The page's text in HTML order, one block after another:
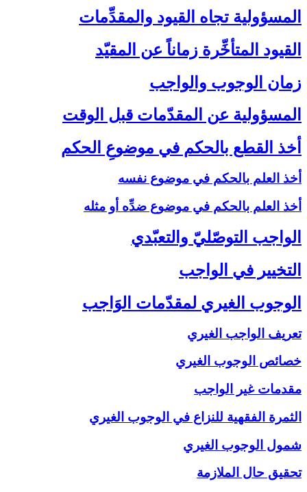
المسؤولية تجاه القيود والمقدِّمات‏
القيود المتأخِّرة زماناً عن المقيّد
زمان الوجوب والواجب‏
المسؤولية عن المقدّمات قبل الوقت‏
أخذ القطع بالحكم في موضوعِ الحكم‏
أخذ العلم بالحكم في موضوع نفسه
أخذ العلم بالحكم في موضوع ضدِّه أو مثله
الواجب التوصّليّ والتعبّدي‏
التخيير في الواجب‏
الوجوب الغيري لمقدّمات الوَاجب‏
تعريف الواجب الغيري
خصائص الوجوب الغيري
مقدمات غير الواجب
الثمرة الفقهية للنزاع في الوجوب الغيري
شمول الوجوب الغيري
تحقيق حال الملازمة